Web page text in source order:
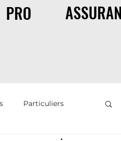
PRO
Particuliers